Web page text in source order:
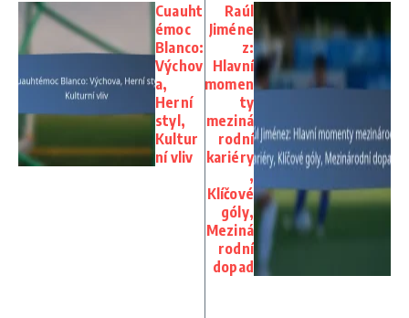
Cuauht
émoc
Blanco:
Výchov
a,
Herní
styl,
Kultur
ní vliv
Raúl
Jiméne
z:
Hlavní
momen
ty
meziná
rodní
kariéry
,
Klíčové
góly,
Meziná
rodní
dopad